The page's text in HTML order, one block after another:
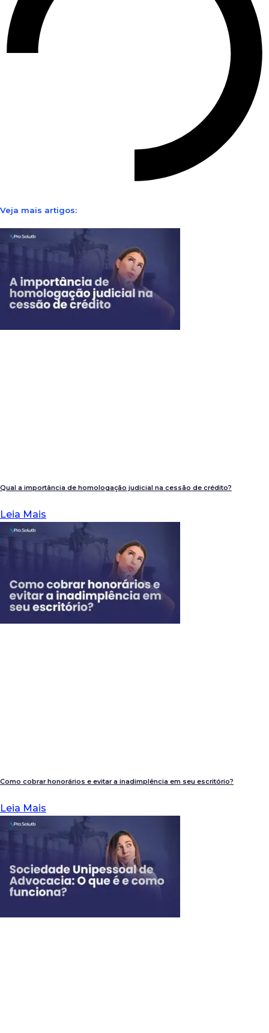
Veja mais artigos:
Qual a importância de homologação judicial na cessão de crédito?
Leia Mais
Como cobrar honorários e evitar a inadimplência em seu escritório?
Leia Mais